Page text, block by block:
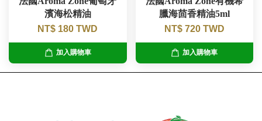
濱海松精油
NT$ 180 TWD
加入購物車
臘海茴香精油5ml
NT$ 720 TWD
加入購物車